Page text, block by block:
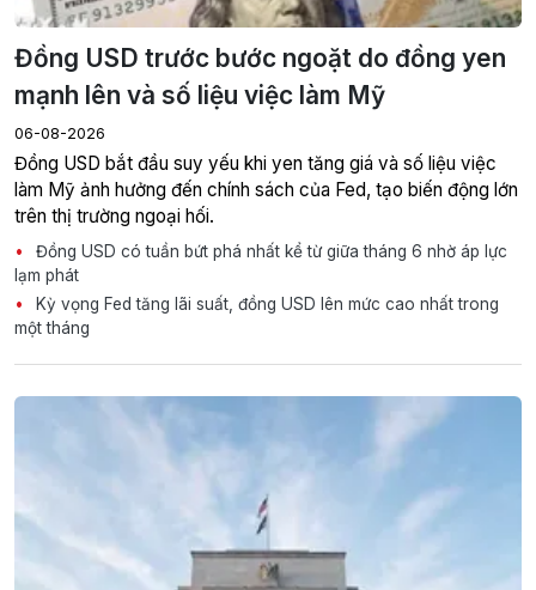
Đồng USD trước bước ngoặt do đồng yen
mạnh lên và số liệu việc làm Mỹ
06-08-2026
Đồng USD bắt đầu suy yếu khi yen tăng giá và số liệu việc
làm Mỹ ảnh hưởng đến chính sách của Fed, tạo biến động lớn
trên thị trường ngoại hối.
Đồng USD có tuần bứt phá nhất kể từ giữa tháng 6 nhờ áp lực
lạm phát
Kỳ vọng Fed tăng lãi suất, đồng USD lên mức cao nhất trong
một tháng